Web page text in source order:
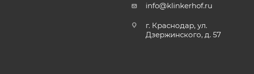
info@klinkerhof.ru
г. Краснодар, ул.
Дзержинского, д. 57